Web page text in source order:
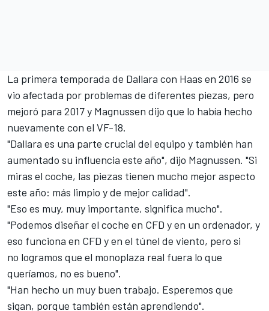
La primera temporada de Dallara con Haas en 2016 se
vio afectada por problemas de diferentes piezas, pero
mejoró para 2017 y Magnussen dijo que lo había hecho
nuevamente con el VF-18.
"Dallara es una parte crucial del equipo y también han
aumentado su influencia este año", dijo Magnussen. "Si
miras el coche, las piezas tienen mucho mejor aspecto
este año: más limpio y de mejor calidad".
"Eso es muy, muy importante, significa mucho".
"Podemos diseñar el coche en CFD y en un ordenador, y
eso funciona en CFD y en el túnel de viento, pero si
no logramos que el monoplaza real fuera lo que
queríamos, no es bueno".
"Han hecho un muy buen trabajo. Esperemos que
sigan, porque también están aprendiendo".